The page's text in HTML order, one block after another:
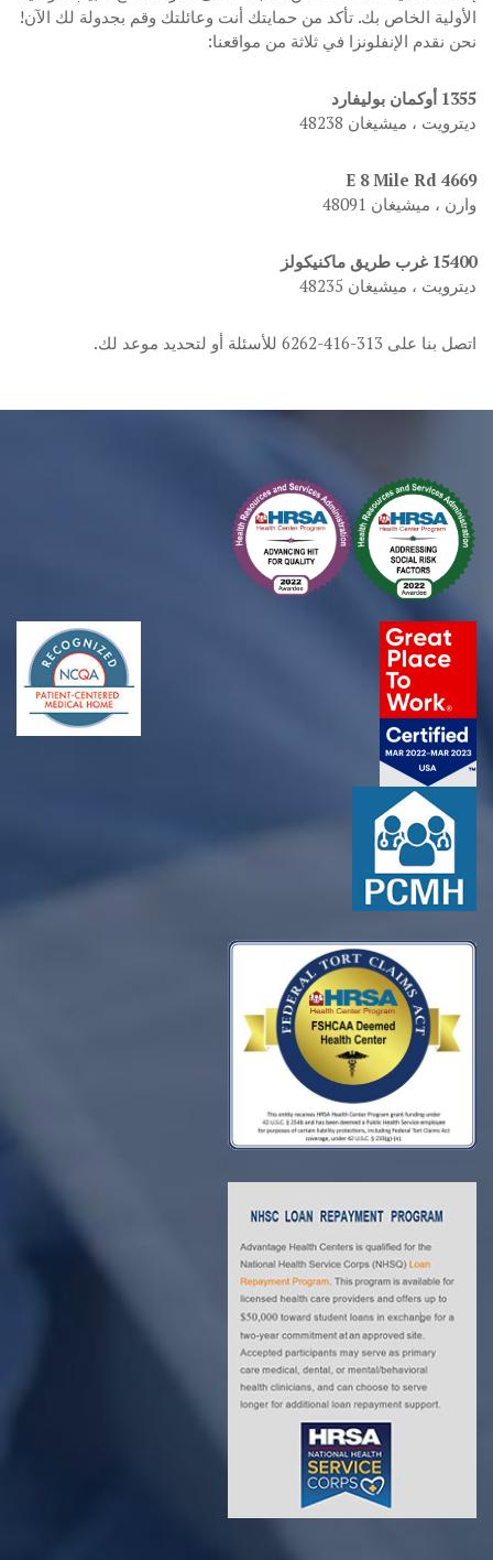
الأولية الخاص بك. تأكد من حمايتك أنت وعائلتك وقم بجدولة لك الآن!
نحن نقدم الإنفلونزا في ثلاثة من مواقعنا:
1355 أوكمان بوليفارد
ديترويت ، ميشيغان 48238
4669 E 8 Mile Rd
وارن ، ميشيغان 48091
15400 غرب طريق ماكنيكولز
ديترويت ، ميشيغان 48235
اتصل بنا على 313-416-6262 للأسئلة أو لتحديد موعد لك.